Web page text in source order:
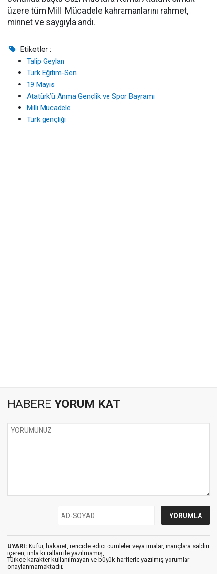
üzere tüm Milli Mücadele kahramanlarını rahmet,
minnet ve saygıyla andı.
Etiketler :
Talip Geylan
Türk Eğitim-Sen
19 Mayıs
Atatürk’ü Anma Gençlik ve Spor Bayramı
Milli Mücadele
Türk gençliği
HABERE YORUM KAT
UYARI: Küfür, hakaret, rencide edici cümleler veya imalar, inançlara saldırı
içeren, imla kuralları ile yazılmamış,
Türkçe karakter kullanılmayan ve büyük harflerle yazılmış yorumlar
onaylanmamaktadır.